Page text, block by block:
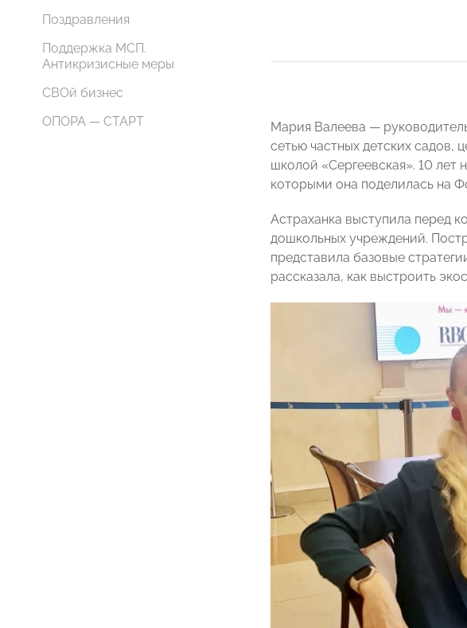
Поздравления
Поддержка МСП.
Антикризисные меры
СВОй бизнес
ОПОРА — СТАРТ
Мария Валеева —
сетью частных детских садов,
школой «Сергеевская». 10 лет
которыми она поделилась на
Астраханка выступила перед
дошкольных учреждений.
представила базовые
рассказала, как выстроить